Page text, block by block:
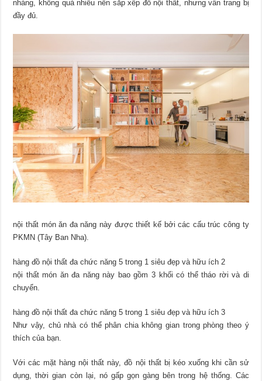
nhàng, không quá nhiều nên sắp xếp đồ nội thất, nhưng vẫn trang bị
đầy đủ.
nội thất món ăn đa năng này được thiết kế bởi các cấu trúc công ty
PKMN (Tây Ban Nha).
hàng đồ nội thất đa chức năng 5 trong 1 siêu đẹp và hữu ích 2
nội thất món ăn đa năng này bao gồm 3 khối có thể tháo rời và di
chuyển.
hàng đồ nội thất đa chức năng 5 trong 1 siêu đẹp và hữu ích 3
Như vậy, chủ nhà có thể phân chia không gian trong phòng theo ý
thích của bạn.
Với các mặt hàng nội thất này, đồ nội thất bị kéo xuống khi cần sử
dụng, thời gian còn lại, nó gấp gọn gàng bên trong hệ thống. Các